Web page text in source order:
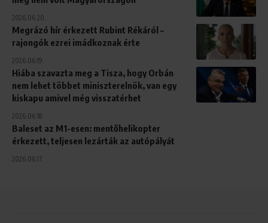
2026.06.20.
Megrázó hír érkezett Rubint Rékáról –
rajongók ezrei imádkoznak érte
2026.06.19.
Hiába szavazta meg a Tisza, hogy Orbán
nem lehet többet miniszterelnök, van egy
kiskapu amivel még visszatérhet
2026.06.18.
Baleset az M1-esen: mentőhelikopter
érkezett, teljesen lezárták az autópályát
2026.06.17.